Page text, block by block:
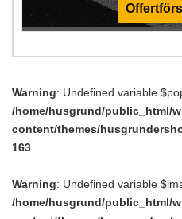
Warning: Undefined variable
/home/husgrund/public_html/
content/themes/
163
Warning: Undefined variable
/home/husgrund/public_html/